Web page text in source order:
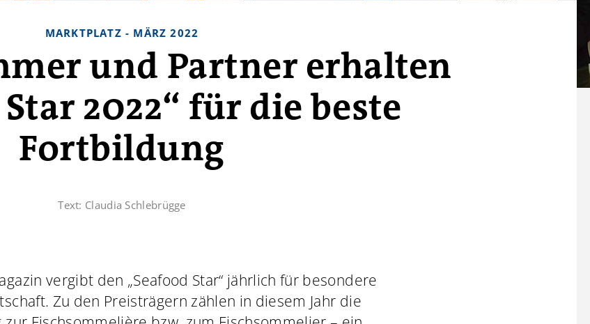
MARKTPLATZ - MÄRZ 2022
und Partner erhalten
2022“ für die beste
Fortbildung
Text: Claudia Schlebrügge
vergibt den „Seafood Star“ jährlich für besondere
Zu den Preisträgern zählen in diesem Jahr die